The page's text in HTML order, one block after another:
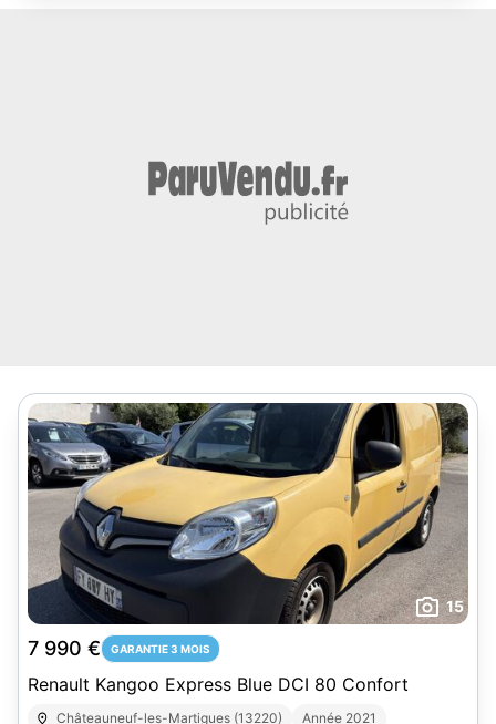
15
7 990 € GARANTIE 3 MOIS
Renault Kangoo Express Blue DCI 80 Confort
Châteauneuf-les-Martigues (13220)
Année 2021